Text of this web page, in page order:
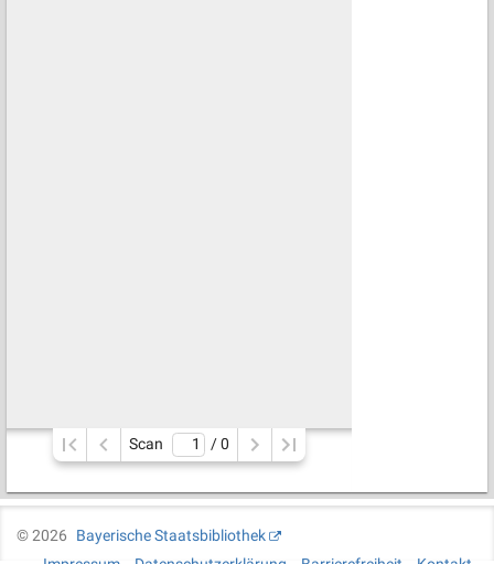
Scan / 0
©2026
Bayerische Staatsbibliothek